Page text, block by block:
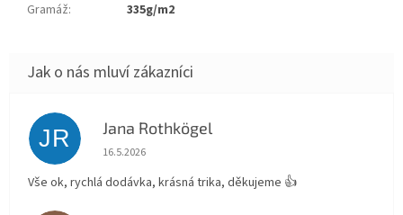
Gramáž: 335g/m2
JR Jana Rothkögel
Hodnocení obchodu je 5 z 5 hvězdiček.
16.5.2026
Vše ok, rychlá dodávka, krásná trika, děkujeme 👍